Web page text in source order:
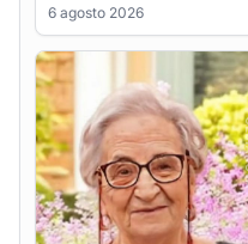
Giovanna Ponsanu Ved.
Decandia
5 agosto 2026